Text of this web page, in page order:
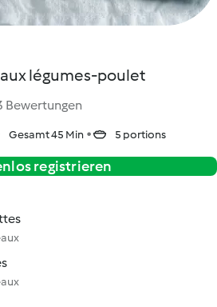
légumes-poulet
Bewertungen
Gesamt 45 Min 5 portions
registrieren